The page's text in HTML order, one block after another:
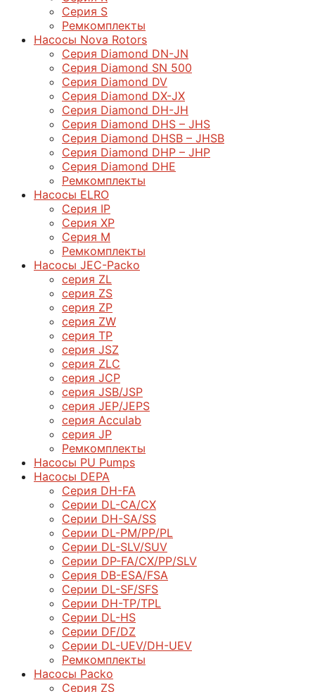
Серия S
Ремкомплекты
Насосы Nova Rotors
Серия Diamond DN-JN
Серия Diamond SN 500
Серия Diamond DV
Серия Diamond DX-JX
Серия Diamond DH-JH
Серия Diamond DHS – JHS
Серия Diamond DHSB – JHSB
Серия Diamond DHP – JHP
Серия Diamond DHE
Ремкомплекты
Насосы ELRO
Серия IP
Серия XP
Серия M
Ремкомплекты
Насосы JEC-Packo
серия ZL
серия ZS
серия ZP
серия ZW
серия TP
серия JSZ
серия ZLC
серия JCP
серия JSB/JSP
серия JEP/JEPS
серия Acculab
серия JP
Ремкомплекты
Насосы PU Pumps
Насосы DEPA
Серия DH-FA
Серии DL-CA/CX
Серии DH-SA/SS
Серии DL-PM/РР/PL
Серии DL-SLV/SUV
Серии DP-FA/CX/PP/SLV
Серия DB-ЕSA/FSA
Серии DL-SF/SFS
Серии DН-ТP/ТPL
Серии DL-HS
Серии DF/DZ
Серии DL-UEV/DH-UEV
Ремкомплекты
Насосы Packo
Серия ZS